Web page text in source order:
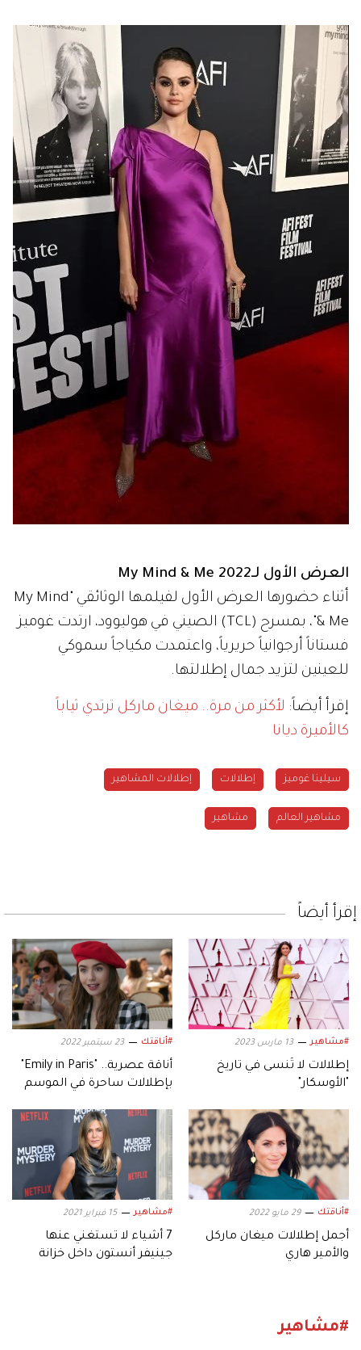
العرض الأول لـMy Mind & Me 2022
أثناء حضورها العرض الأول لفيلمها الوثائقي "My Mind
& Me"، بمسرح (TCL) الصيني في هوليوود، ارتدت غوميز
فستاناً أرجوانياً حريرياً، واعتمدت مكياجاً سموكي
للعينين لتزيد جمال إطلالتها.
إقرأ أيضاً: لأكثر من مرة.. ميغان ماركل ترتدي ثياباً
كالأميرة ديانا
سيلينا غوميز إطلالات إطلالات المشاهير
مشاهير العالم مشاهير
إقرأ أيضاً
#مشاهير 13 مارس 2023
إطلالات لا تُنسى في تاريخ
"الأوسكار"
#أناقتك 23 سبتمبر 2022
بإطلالات ساحرة في الموسم
#أناقتك 29 مايو 2022
أجمل إطلالات ميغان ماركل
والأمير هاري
#مشاهير 15 فبراير 2021
7 أشياء لا تستغني عنها
جينيفر أنستون داخل خزانة
#مشاهير